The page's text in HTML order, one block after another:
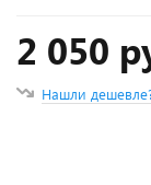
2 050
Нашли